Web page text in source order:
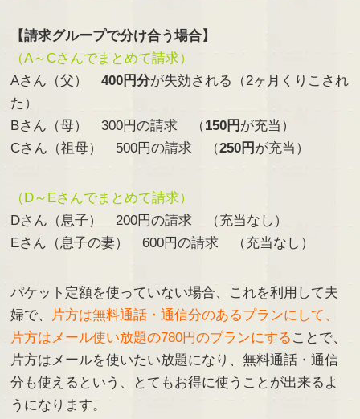
【請求グループで分け合う場合】
（A～Cさんでまとめて請求）
Aさん（父）400円分が失効される（2ヶ月くりこされ
た）
Bさん（母） 300円の請求 （150円 が充当）
Cさん（祖母） 500円の請求 （250円 が充当）
（D～Eさんでまとめて請求）
Dさん（息子） 200円の請求 （充当なし）
Eさん（息子の妻） 600円の請求 （充当なし）
パケット定額を使っていない場合、これを利用して夫
婦で、 片方は無料通話・通信分のあるプランにして、
片方はメール使い放題の780円のプランにする ことで、
片方はメールを使いたい放題になり、無料通話・通信
分も使えるという、とてもお得に使うことが出来るよ
うになります。